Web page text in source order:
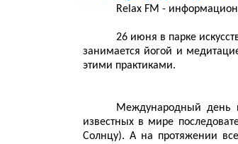
Relax FM -
26 июня в парке
занимается йогой и
этими практиками.
Международный день
известных в мире
Солнцу). А на протяжении